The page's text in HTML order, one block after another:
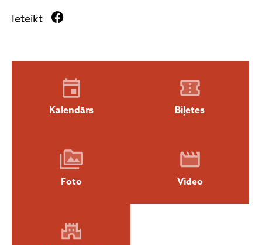
Ieteikt
Kalendārs Biļetes
Foto Video